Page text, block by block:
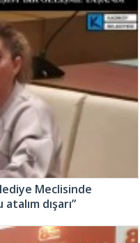
Meclisinde
dışarı”